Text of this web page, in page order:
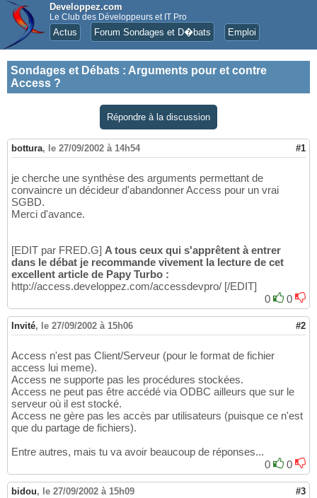
Developpez.com
Le Club des Développeurs et IT Pro
Actus Forum Sondages et D�bats Emploi
Sondages et Débats : Arguments pour et contre
Access ?
Répondre à la discussion
bottura, le 27/09/2002 à 14h54 #1
je cherche une synthèse des arguments permettant de
convaincre un décideur d'abandonner Access pour un vrai
SGBD.
Merci d'avance.
[EDIT par FRED.G] A tous ceux qui s'apprêtent à entrer
dans le débat je recommande vivement la lecture de cet
excellent article de Papy Turbo :
http://access.developpez.com/accessdevpro/ [/EDIT]
0
0
Invité, le 27/09/2002 à 15h06 #2
Access n'est pas Client/Serveur (pour le format de fichier
access lui meme).
Access ne supporte pas les procédures stockées.
Access ne peut pas être accédé via ODBC ailleurs que sur le
serveur où il est stocké.
Access ne gère pas les accès par utilisateurs (puisque ce n'est
que du partage de fichiers).
Entre autres, mais tu va avoir beaucoup de réponses...
0
0
bidou, le 27/09/2002 à 15h09 #3